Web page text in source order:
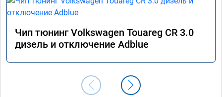
Чип тюнинг Volkswagen Touareg CR 3.0
дизель и отключение Adblue